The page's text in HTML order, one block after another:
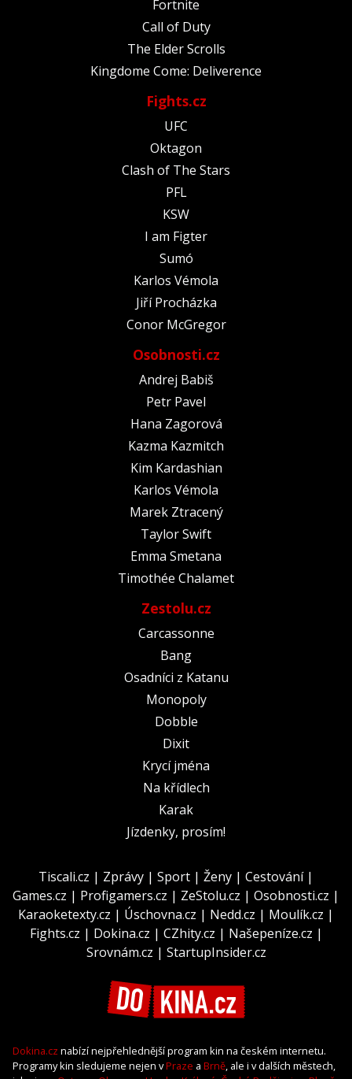
Fortnite
Call of Duty
The Elder Scrolls
Kingdome Come: Deliverence
Fights.cz
UFC
Oktagon
Clash of The Stars
PFL
KSW
I am Figter
Sumó
Karlos Vémola
Jiří Procházka
Conor McGregor
Osobnosti.cz
Andrej Babiš
Petr Pavel
Hana Zagorová
Kazma Kazmitch
Kim Kardashian
Karlos Vémola
Marek Ztracený
Taylor Swift
Emma Smetana
Timothée Chalamet
Zestolu.cz
Carcassonne
Bang
Osadníci z Katanu
Monopoly
Dobble
Dixit
Krycí jména
Na křídlech
Karak
Jízdenky, prosím!
Tiscali.cz | Zprávy | Sport | Ženy | Cestování|
Games.cz | Profigamers.cz | ZeStolu.cz | Osobnosti.cz |
Karaoketexty.cz | Úschovna.cz | Nedd.cz | Moulík.cz |
Fights.cz | Dokina.cz | CZhity.cz | Našepeníze.cz |
Srovnám.cz | StartupInsider.cz
Dokina.cz nabízí nejpřehlednější program kin na českém internetu.
Programy kin sledujeme nejen vPraze a Brně, ale i v dalších městech,